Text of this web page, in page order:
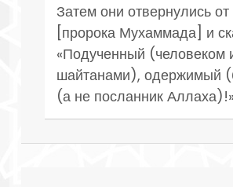
Затем они отвернулись от
[пророка Мухаммада] и
«Подученный (человеком
шайтанами), одержимый
(а не посланник